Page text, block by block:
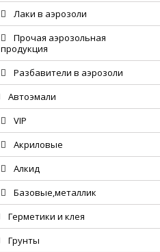
Лаки в аэрозоли
Прочая аэрозольная
продукция
Разбавители в аэрозоли
Автоэмали
VIP
Акриловые
Алкид
Базовые,металлик
Герметики и клея
Грунты